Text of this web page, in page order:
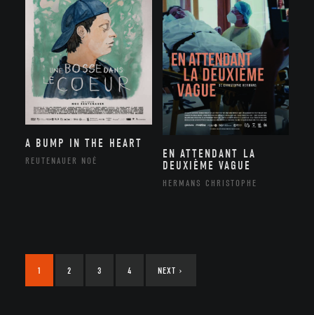
A BUMP IN THE HEART
REUTENAUER NOÉ
EN ATTENDANT LA
DEUXIÈME VAGUE
HERMANS CHRISTOPHE
1 2 3 4 NEXT ›